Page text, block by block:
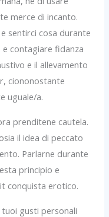
merce di incanto.
sentirci cosa durante
contagiare fidanza
e il allevamento
ciononostante
uguale/a.
prenditene cautela.
il idea di peccato
Parlarne durante
principio e
conquista erotico.
gusti personali